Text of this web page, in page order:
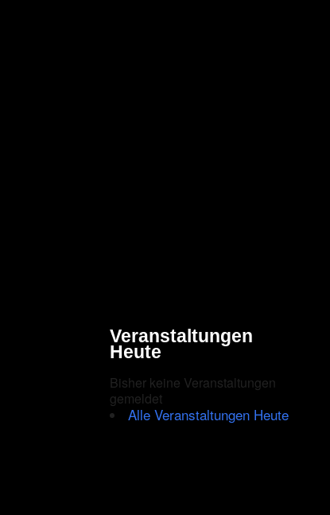
Veranstaltungen
Heute
Bisher keine Veranstaltungen
gemeldet
Alle Veranstaltungen Heute